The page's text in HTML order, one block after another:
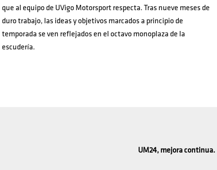
que al equipo de UVigo Motorsport respecta. Tras nueve meses de
duro trabajo, las ideas y objetivos marcados a principio de
temporada se ven reflejados en el octavo monoplaza de la
escudería.
UM24, mejora continua.